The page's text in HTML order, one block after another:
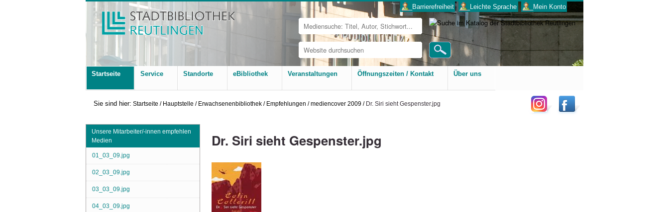
Website
durchsuchen
Erweiterte
Suche…
___Barrierefreiheit ___Leichte Sprache ___Mein Konto
Startseite Service Standorte eBibliothek Veranstaltungen Öffnungszeiten / Kontakt Über uns
Sie sind hier: Startseite / Hauptstelle / Erwachsenenbibliothek / Empfehlungen /mediencover 2009 / Dr. Siri sieht Gespenster.jpg
Dr. Siri sieht Gespenster.jpg
Unsere Mitarbeiter/-innen empfehlen
Medien
01_03_09.jpg
02_03_09.jpg
03_03_09.jpg
04_03_09.jpg